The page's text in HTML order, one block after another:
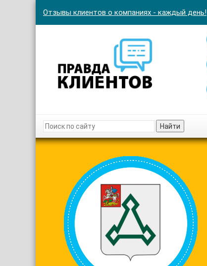
Отзывы клиентов о компаниях - каждый день!
Найти